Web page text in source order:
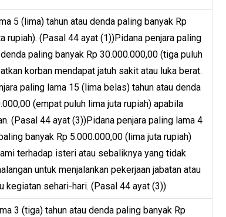
5 (lima) tahun atau denda paling banyak Rp
rupiah). (Pasal 44 ayat (1))Pidana penjara paling
paling banyak Rp 30.000.000,00 (tiga puluh
korban mendapat jatuh sakit atau luka berat.
paling lama 15 (lima belas) tahun atau denda
(empat puluh lima juta rupiah) apabila
(Pasal 44 ayat (3))Pidana penjara paling lama 4
banyak Rp 5.000.000,00 (lima juta rupiah)
terhadap isteri atau sebaliknya yang tidak
untuk menjalankan pekerjaan jabatan atau
kegiatan sehari-hari. (Pasal 44 ayat (3))
3 (tiga) tahun atau denda paling banyak Rp